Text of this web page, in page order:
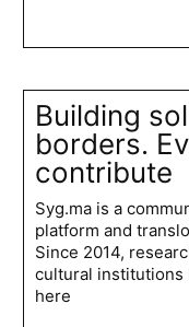
Building
borders.
contribute
Syg.ma is a
platform and
Since 2014,
cultural institutions
here